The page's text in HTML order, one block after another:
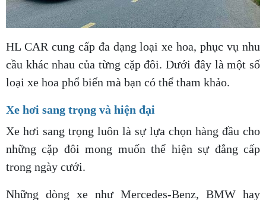
HL CAR cung cấp đa dạng loại xe hoa, phục vụ nhu
cầu khác nhau của từng cặp đôi. Dưới đây là một số
loại xe hoa phổ biến mà bạn có thể tham khảo.
Xe hơi sang trọng và hiện đại
Xe hơi sang trọng luôn là sự lựa chọn hàng đầu cho
những cặp đôi mong muốn thể hiện sự đẳng cấp
trong ngày cưới.
Những dòng xe như Mercedes-Benz, BMW hay